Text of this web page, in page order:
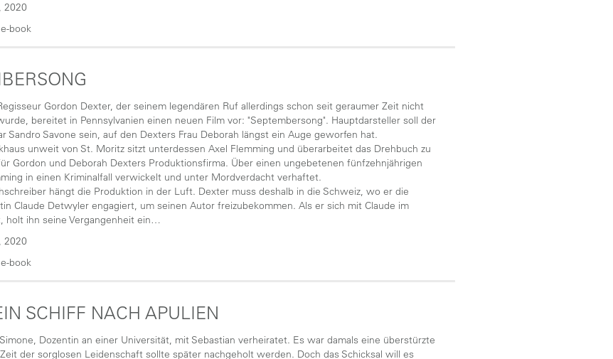
, 2020
book
Gordon Dexter, der seinem legendären Ruf allerdings schon seit geraumer Zeit nicht
bereitet in Pennsylvanien einen neuen Film vor: "Septembersong". Hauptdarsteller soll der
Sandro Savone sein, auf den Dexters Frau Deborah längst ein Auge geworfen hat.
unweit von St. Moritz sitzt unterdessen Axel Flemming und überarbeitet das Drehbuch zu
Gordon und Deborah Dexters Produktionsfirma. Über einen ungebetenen fünfzehnjährigen
in einen Kriminalfall verwickelt und unter Mordverdacht verhaftet.
hängt die Produktion in der Luft. Dexter muss deshalb in die Schweiz, wo er die
Claude Detwyler engagiert, um seinen Autor freizubekommen. Als er sich mit Claude im
holt ihn seine Vergangenheit ein…
, 2020
book
SCHIFF NACH APULIEN
Dozentin an einer Universität, mit Sebastian verheiratet. Es war damals eine überstürzte
der sorglosen Leidenschaft sollte später nachgeholt werden. Doch das Schicksal will es